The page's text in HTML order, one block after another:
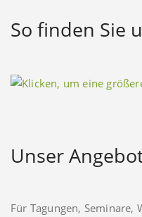
So finden Sie
Unser
Für Tagungen,